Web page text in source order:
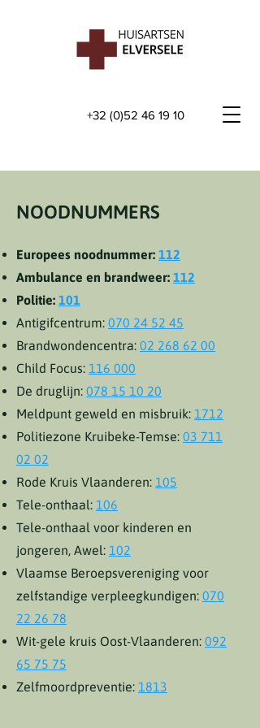
+32 (0)52 46 19 10
NOODNUMMERS
Europees noodnummer: 112
Ambulance en brandweer: 112
Politie: 101
Antigifcentrum: 070 24 52 45
Brandwondencentra: 02 268 62 00
Child Focus: 116 000
De druglijn: 078 15 10 20
Meldpunt geweld en misbruik: 1712
Politiezone Kruibeke-Temse: 03 711
02 02
Rode Kruis Vlaanderen: 105
Tele-onthaal: 106
Tele-onthaal voor kinderen en
jongeren, Awel: 102
Vlaamse Beroepsvereniging voor
zelfstandige verpleegkundigen: 070
22 26 78
Wit-gele kruis Oost-Vlaanderen: 092
65 75 75
Zelfmoordpreventie: 1813